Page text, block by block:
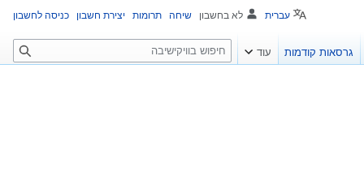
עברית לא בחשבון שיחה תרומות יצירת חשבון כניסה לחשבון
גרסאות קודמות עוד
ח
י